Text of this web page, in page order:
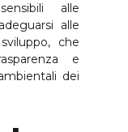
alle
alle
che
e
dei